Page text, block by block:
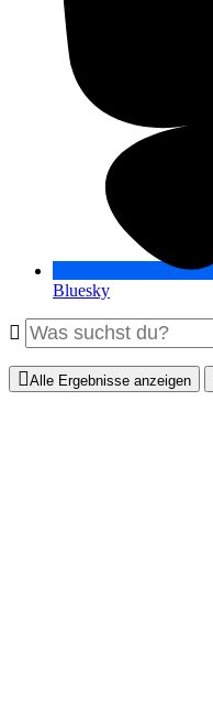
Bluesky
Alle Ergebnisse anzeigen